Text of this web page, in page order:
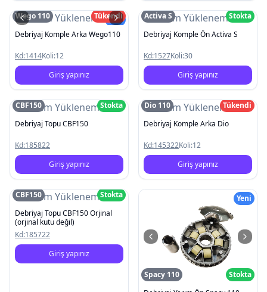
Resim YüklenemediYeni
Wego 110
Tükendi
Debriyaj Komple Arka Wego110
Kd:1414Koli:12
Giriş yapınız
Resim Yüklenemedi
Activa S
Stokta
Debriyaj Komple Ön Activa S
Kd:1527Koli:30
Giriş yapınız
Resim Yüklenemedi
CBF150
Stokta
Debriyaj Topu CBF150
Kd:185822
Giriş yapınız
Resim Yüklenemedi
Dio 110
Tükendi
Debriyaj Komple Arka Dio
Kd:145322Koli:12
Giriş yapınız
Resim Yüklenemedi
CBF150
Stokta
Debriyaj Topu CBF150 Orjinal
(orjinal kutu değil)
Kd:185722
Giriş yapınız
Yeni
Spacy 110
Stokta